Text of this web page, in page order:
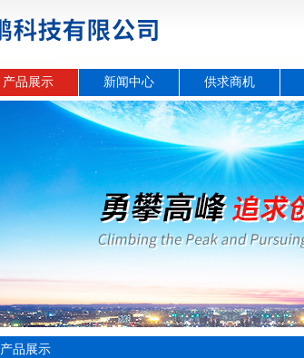
产品展示 新闻中心 供求商机
产品展示